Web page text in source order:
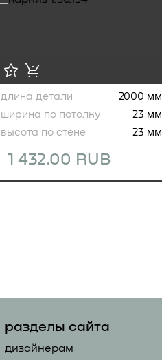
1 432.00 RUB
длина детали
2000 мм
ширина по потолку
23 мм
высота по стене
23 мм
разделы сайта
дизайнерам